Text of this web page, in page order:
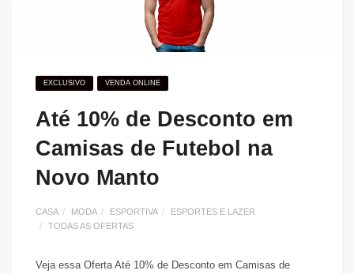
EXCLUSIVO VENDA ONLINE
Até 10% de Desconto em
Camisas de Futebol na
Novo Manto
CASA MODA ESPORTIVA
ESPORTES E LAZER
TODAS AS OFERTAS
Veja essa Oferta Até 10% de Desconto em Camisas de